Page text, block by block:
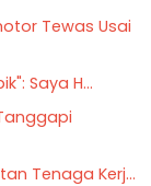
Tewas Usai
Saya H...
Tenaga Kerj...